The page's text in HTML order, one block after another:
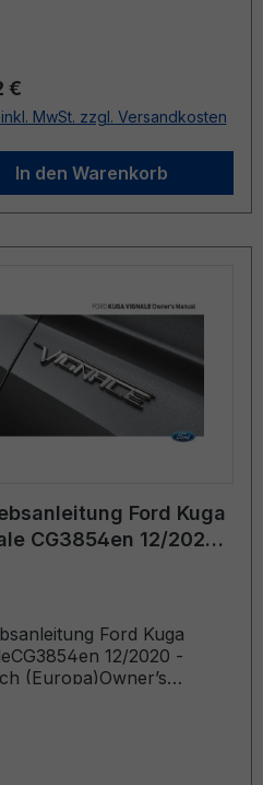
Preis:
€
MwSt. zzgl. Versandkosten
In den Warenkorb
Ford Kuga
CG3854en 12/2020 -
Ford Kuga
12/2020 -
(Europa)Owner’s